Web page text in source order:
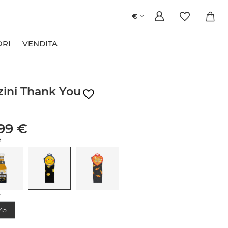
€
VENDITA
Thank You
€